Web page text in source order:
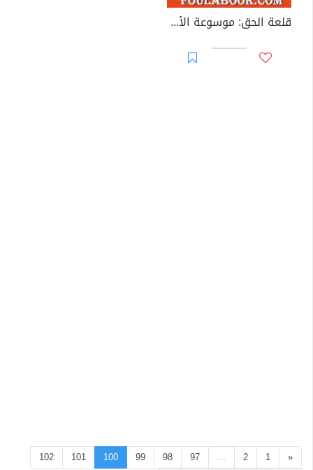
قلعة الحق: موسوعة الأشكال في التنفيذ الشاملة
«
1
2
...
97
98
99
100
101
102